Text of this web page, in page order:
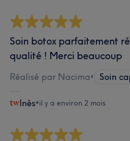
Soin botox parfaitement
qualité ! Merci beaucoup
Réalisé par Nacima• Soin
Inès•il y a environ 2 mois